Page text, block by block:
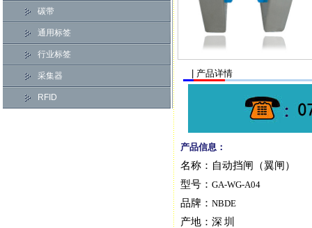
碳带
通用标签
行业标签
采集器
RFID
| 产品详情
产品信息：
名称：自动挡闸（翼闸）
型号： GA-WG-A04
品牌： NBDE
产地：深 圳